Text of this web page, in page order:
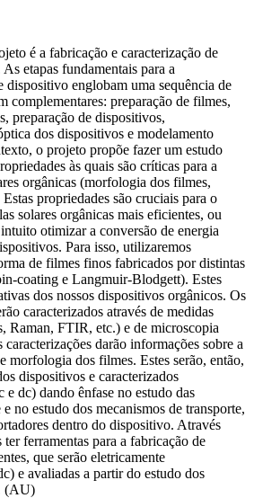
é a fabricação e caracterização de
etapas fundamentais para a
dispositivo englobam uma sequência de
complementares: preparação de filmes,
preparação de dispositivos,
dos dispositivos e modelamento
o projeto propõe fazer um estudo
às quais são críticas para a
orgânicas (morfologia dos filmes,
propriedades são cruciais para o
solares orgânicas mais eficientes, ou
otimizar a conversão de energia
Para isso, utilizaremos
de filmes finos fabricados por distintas
coating e Langmuir-Blodgett). Estes
dos nossos dispositivos orgânicos. Os
caracterizados através de medidas
Raman, FTIR, etc.) e de microscopia
darão informações sobre a
morfologia dos filmes. Estes serão, então,
dispositivos e caracterizados
e dc) dando ênfase no estudo das
no estudo dos mecanismos de transporte,
dentro do dispositivo. Através
ter ferramentas para a fabricação de
que serão eletricamente
e avaliadas a partir do estudo dos
(AU)